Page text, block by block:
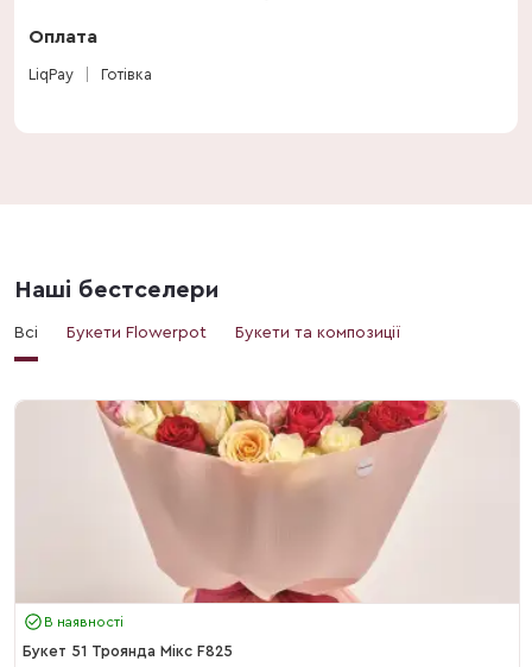
Оплата
LiqPay Готівка
Наші бестселери
Всі Букети Flowerpot Букети та композиції
В наявності
Букет 51 Троянда Мікс F825